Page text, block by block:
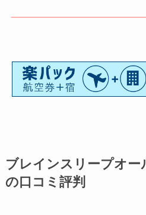
ブレインスリープオ
の口コミ評判